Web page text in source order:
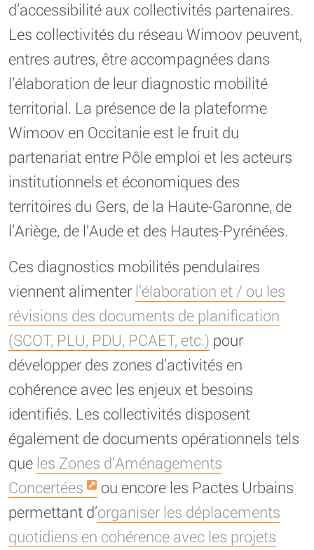
d’accessibilité aux collectivités partenaires.
Les collectivités du réseau Wimoov peuvent,
entres autres, être accompagnées dans
l’élaboration de leur diagnostic mobilité
territorial. La présence de la plateforme
Wimoov en Occitanie est le fruit du
partenariat entre Pôle emploi et les acteurs
institutionnels et économiques des
territoires du Gers, de la Haute-Garonne, de
l’Ariège, de l’Aude et des Hautes-Pyrénées.
Ces diagnostics mobilités pendulaires
viennent alimenter l’élaboration et / ou les
révisions des documents de planification
(SCOT, PLU, PDU, PCAET, etc.) pour
développer des zones d’activités en
cohérence avec les enjeux et besoins
identifiés. Les collectivités disposent
également de documents opérationnels tels
que les Zones d’Aménagements
Concertées
ou encore les Pactes Urbains
permettant d’organiser les déplacements
quotidiens en cohérence avec les projets